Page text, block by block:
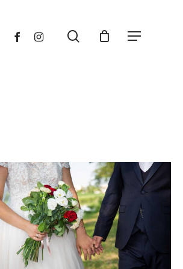
Menu
FACEBOOKINSTAGRAM search